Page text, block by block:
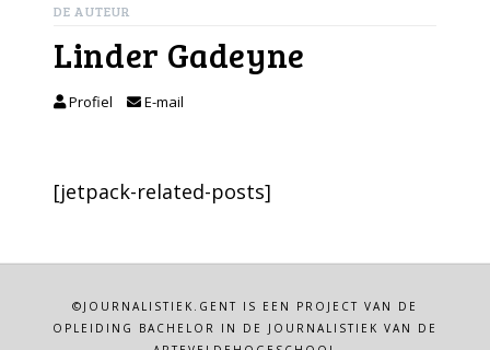
DE AUTEUR
Linder Gadeyne
Profiel E-mail
[jetpack-related-posts]
©JOURNALISTIEK.GENT IS EEN PROJECT VAN DE
OPLEIDING BACHELOR IN DE JOURNALISTIEK VAN DE